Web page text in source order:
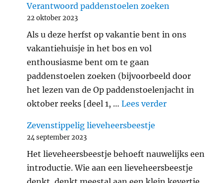
Verantwoord paddenstoelen zoeken
22 oktober 2023
Als u deze herfst op vakantie bent in ons
vakantiehuisje in het bos en vol
enthousiasme bent om te gaan
paddenstoelen zoeken (bijvoorbeeld door
het lezen van de Op paddenstoelenjacht in
oktober reeks [deel 1, …Lees verder
Zevenstippelig lieveheersbeestje
24 september 2023
Het lieveheersbeestje behoeft nauwelijks een
introductie. Wie aan een lieveheersbeestje